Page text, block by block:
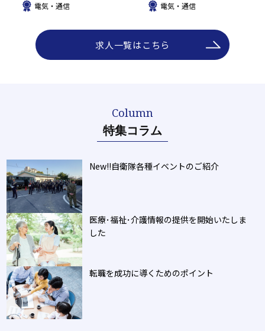
電気・通信
電気・通信
求人一覧はこちら
特集コラム
New!!自衛隊各種イベントのご紹介
医療･福祉･介護情報の提供を開始いたしま
した
転職を成功に導くためのポイント